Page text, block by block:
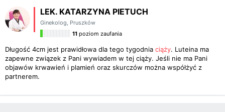
LEK. KATARZYNA PIETUCH
Ginekolog, Pruszków
11 poziom zaufania
Długość 4cm jest prawidłowa dla tego tygodnia ciąży. Luteina ma
zapewne związek z Pani wywiadem w tej ciąży. Jeśli nie ma Pani
objawów krwawień i plamień oraz skurczów można współżyć z
partnerem.